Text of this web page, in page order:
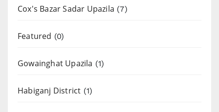
Cox's Bazar Sadar Upazila (7)
Featured (0)
Gowainghat Upazila (1)
Habiganj District (1)